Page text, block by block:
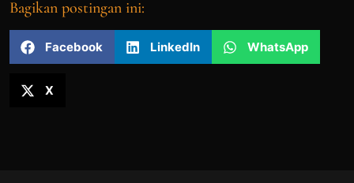
Bagikan postingan ini:
Facebook LinkedIn WhatsApp
X